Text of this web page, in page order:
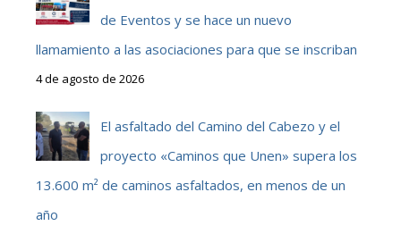
de Eventos y se hace un nuevo
llamamiento a las asociaciones para que se inscriban
4 de agosto de 2026
El asfaltado del Camino del Cabezo y el
proyecto «Caminos que Unen» supera los
13.600 m² de caminos asfaltados, en menos de un
año